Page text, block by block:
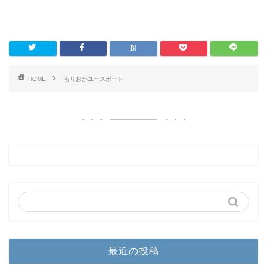
HOME もりおかユースポート
最近の投稿